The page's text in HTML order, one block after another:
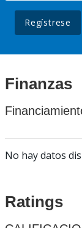
Regístrese
Finanzas
No hay datos
Ratings